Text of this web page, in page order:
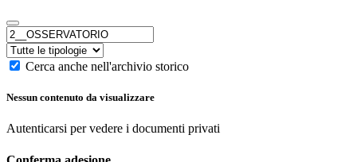
Cerca anche nell'archivio storico
Nessun contenuto da visualizzare
Autenticarsi per vedere i documenti privati